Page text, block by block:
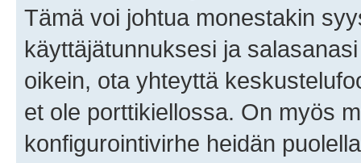
Tämä voi johtua monestakin
käyttäjätunnuksesi ja
oikein, ota yhteyttä
et ole porttikiellossa. On myös
konfigurointivirhe heidän